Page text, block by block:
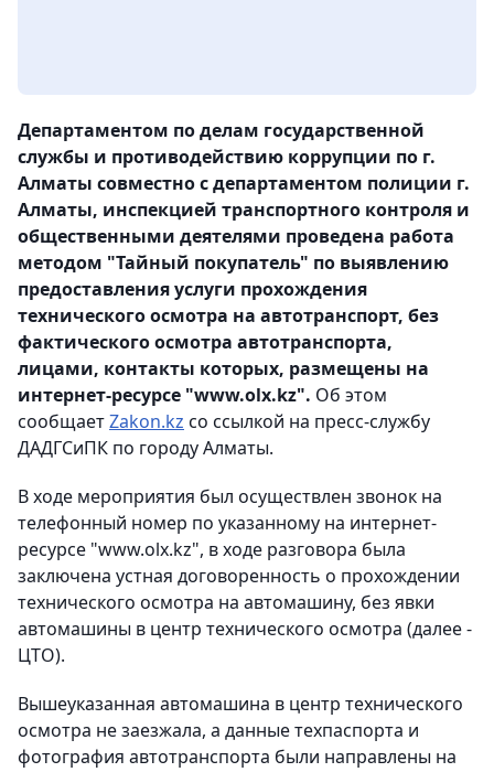
Департаментом по делам государственной
службы и противодействию коррупции по г.
Алматы совместно с департаментом полиции г.
Алматы, инспекцией транспортного контроля и
общественными деятелями проведена работа
методом "Тайный покупатель" по выявлению
предоставления услуги прохождения
технического осмотра на автотранспорт, без
фактического осмотра автотранспорта,
лицами, контакты которых, размещены на
интернет-ресурсе "www.olx.kz". Об этом
сообщаетZakon.kz со ссылкой на пресс-службу
ДАДГСиПК по городу Алматы.
В ходе мероприятия был осуществлен звонок на
телефонный номер по указанному на интернет-
ресурсе "www.olx.kz", в ходе разговора была
заключена устная договоренность о прохождении
технического осмотра на автомашину, без явки
автомашины в центр технического осмотра (далее -
ЦТО).
Вышеуказанная автомашина в центр технического
осмотра не заезжала, а данные техпаспорта и
фотография автотранспорта были направлены на